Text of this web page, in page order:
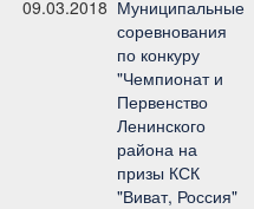
09.03.2018 Муниципальные
соревнования
по конкуру
"Чемпионат и
Первенство
Ленинского
района на
призы КСК
"Виват, Россия"